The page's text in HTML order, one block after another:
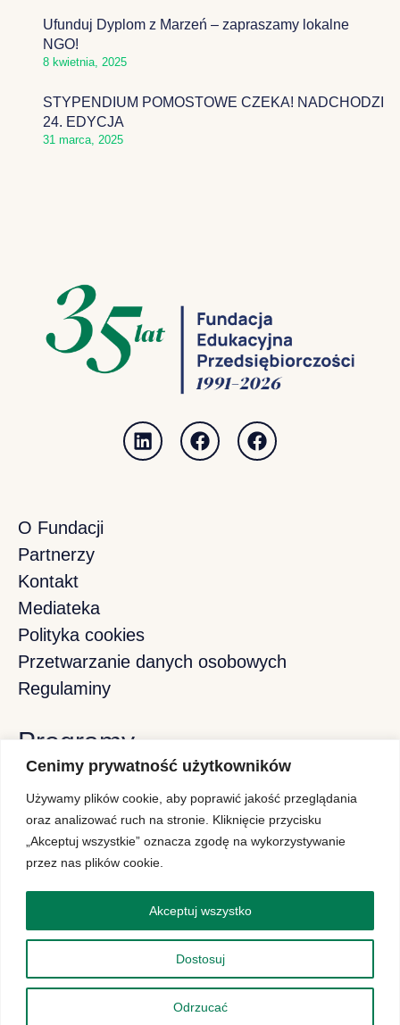
Cenimy prywatność użytkowników
Używamy plików cookie, aby poprawić jakość przeglądania
oraz analizować ruch na stronie. Kliknięcie przycisku
„Akceptuj wszystkie” oznacza zgodę na wykorzystywanie
przez nas plików cookie.
Dostosuj
Odrzucać
Akceptuj wszystko
Ufunduj Dyplom z Marzeń – zapraszamy lokalne
NGO!
8 kwietnia, 2025
STYPENDIUM POMOSTOWE CZEKA! NADCHODZI
24. EDYCJA
31 marca, 2025
O Fundacji
Partnerzy
Kontakt
Mediateka
Polityka cookies
Przetwarzanie danych osobowych
Regulaminy
Programy
Program Stypendiów Pomostowych
Program Projektor
Polish-American Internship Initiative
Konferencje
Copyright © 2024 Fundacja FEP
created by unitsoft